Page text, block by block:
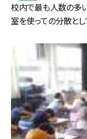
校内で最も人数の多
室を使っての分散と